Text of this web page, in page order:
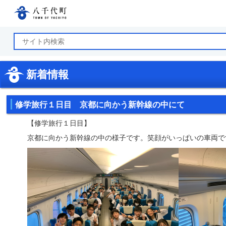
新着情報
修学旅行１日目 京都に向かう新幹線の中にて
【修学旅行１日目】
京都に向かう新幹線の中の様子です。笑顔がいっぱいの車両